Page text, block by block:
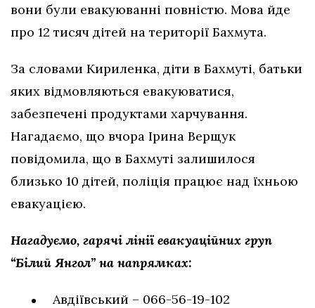
вони були евакуюванні повністю. Мова йде
про 12 тисяч дітей на території Бахмута.
За словами Кириленка, діти в Бахмуті, батьки
яких відмовляються евакуюватися,
забезпечені продуктами харчування.
Нагадаємо, що вчора Ірина Верщук
повідомила, що в Бахмуті залишилося
близько 10 дітей, поліція працює над їхньою
евакуацією.
Нагадуємо, гарячі лінії евакуаційних груп
“Білий Янгол” на напрямках:
Авдіївський – 066-56-19-102